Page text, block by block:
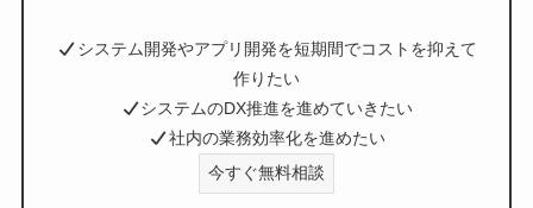
システム開発やアプリ開発を短期間でコストを抑えて
作りたい
システムのDX推進を進めていきたい
社内の業務効率化を進めたい
今すぐ無料相談